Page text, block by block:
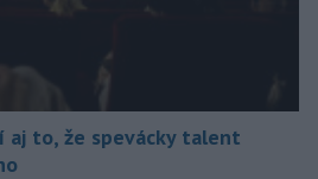
aj to, že spevácky talent